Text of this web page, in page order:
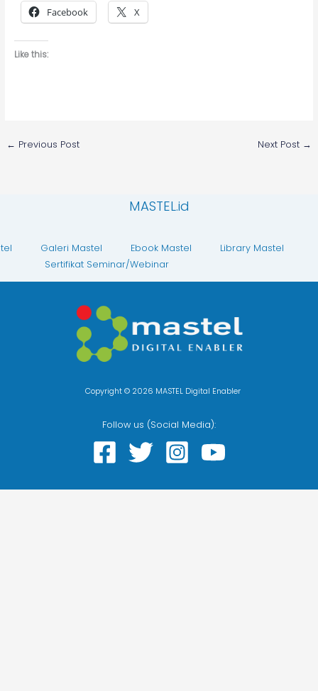
Facebook X
Like this:
← Previous Post Next Post →
MASTEL.id
Galeri Mastel Ebook Mastel
Library Mastel
Sertifikat Seminar/Webinar
Copyright © 2026 MASTEL Digital Enabler
Follow us (Social Media):